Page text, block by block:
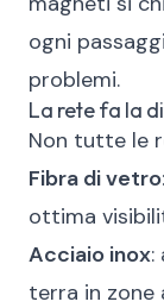
ogni
problemi.
La rete fa la
Non tutte le
Fibra di vetro
ottima
Acciaio inox:
terra in zone